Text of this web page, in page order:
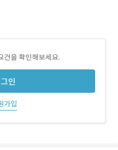
건을 확인해보세요.
인
가입